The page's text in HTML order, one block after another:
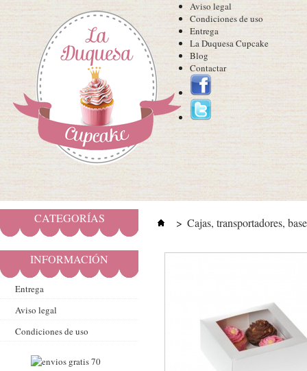
Aviso legal
Condiciones de uso
Entrega
La Duquesa Cupcake
Blog
Contactar
CATEGORÍAS
INFORMACIÓN
Entrega
Aviso legal
Condiciones de uso
> Cajas, transportadores,